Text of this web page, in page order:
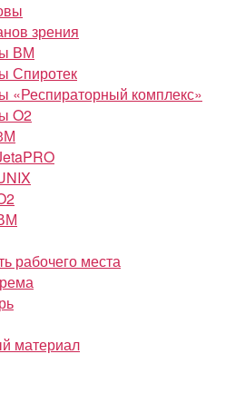
зрения
ВМ
Спиротек
«Респираторный комплекс»
O2
рабочего места
материал